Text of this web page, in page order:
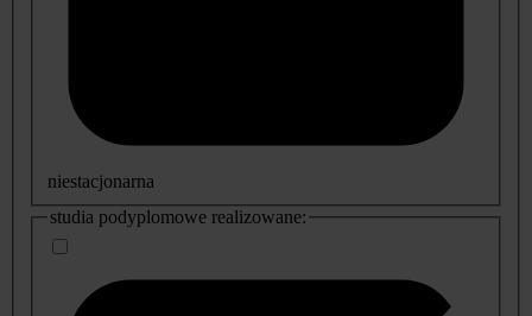
niestacjonarna
studia podyplomowe realizowane: